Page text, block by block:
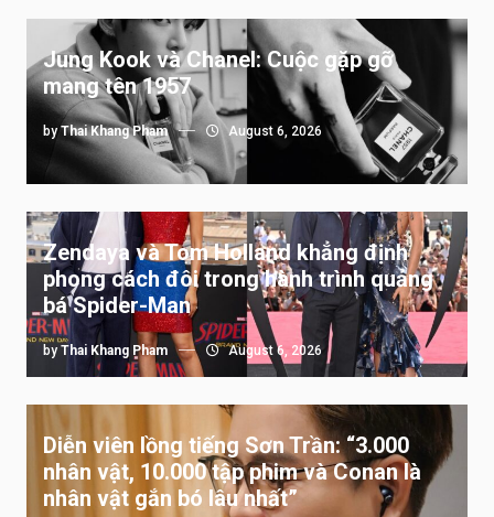
Jung Kook và Chanel: Cuộc gặp gỡ
mang tên 1957
by Thai Khang Pham August 6, 2026
Zendaya và Tom Holland khẳng định
phong cách đôi trong hành trình quảng
bá Spider-Man
by Thai Khang Pham August 6, 2026
Diễn viên lồng tiếng Sơn Trần: “3.000
nhân vật, 10.000 tập phim và Conan là
nhân vật gắn bó lâu nhất”